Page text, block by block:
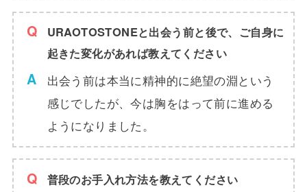
URAOTOSTONEと出会う前と後で、ご自身に
起きた変化があれば教えてください
出会う前は本当に精神的に絶望の淵という
感じでしたが、今は胸をはって前に進める
ようになりました。
普段のお手入れ方法を教えてください